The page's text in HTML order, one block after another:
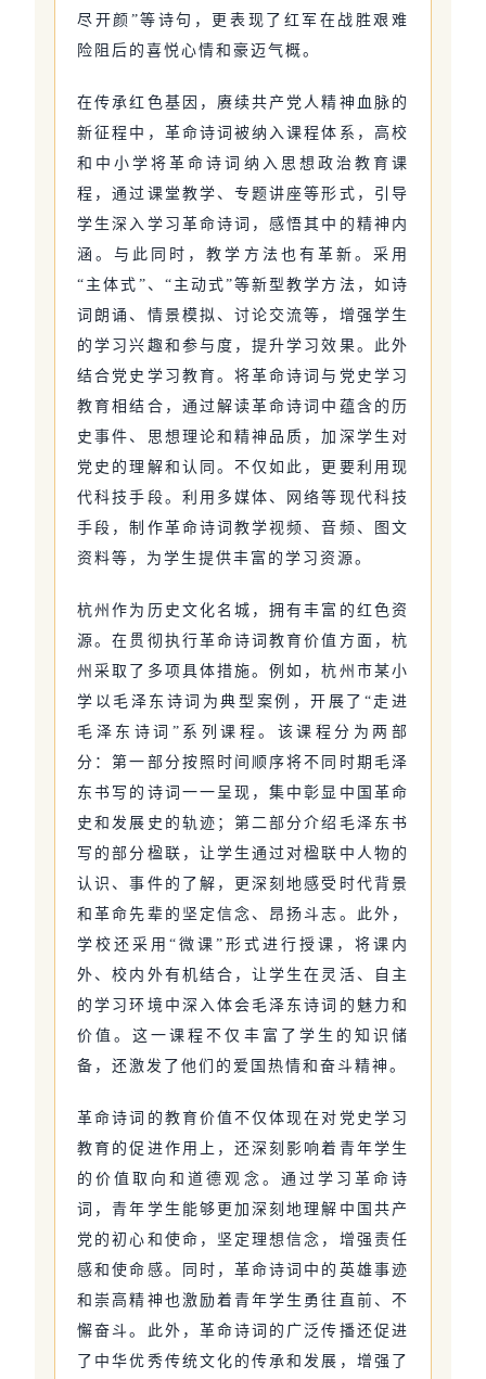
尽开颜”等诗句，更表现了红军在战胜艰难
险阻后的喜悦心情和豪迈气概。
在传承红色基因，赓续共产党人精神血脉的
新征程中，革命诗词被纳入课程体系，高校
和中小学将革命诗词纳入思想政治教育课
程，通过课堂教学、专题讲座等形式，引导
学生深入学习革命诗词，感悟其中的精神内
涵。与此同时，教学方法也有革新。采用
“主体式”、“主动式”等新型教学方法，如诗
词朗诵、情景模拟、讨论交流等，增强学生
的学习兴趣和参与度，提升学习效果。此外
结合党史学习教育。将革命诗词与党史学习
教育相结合，通过解读革命诗词中蕴含的历
史事件、思想理论和精神品质，加深学生对
党史的理解和认同。不仅如此，更要利用现
代科技手段。利用多媒体、网络等现代科技
手段，制作革命诗词教学视频、音频、图文
资料等，为学生提供丰富的学习资源。
杭州作为历史文化名城，拥有丰富的红色资
源。在贯彻执行革命诗词教育价值方面，杭
州采取了多项具体措施。例如，杭州市某小
学以毛泽东诗词为典型案例，开展了“走进
毛泽东诗词”系列课程。该课程分为两部
分：第一部分按照时间顺序将不同时期毛泽
东书写的诗词一一呈现，集中彰显中国革命
史和发展史的轨迹；第二部分介绍毛泽东书
写的部分楹联，让学生通过对楹联中人物的
认识、事件的了解，更深刻地感受时代背景
和革命先辈的坚定信念、昂扬斗志。此外，
学校还采用“微课”形式进行授课，将课内
外、校内外有机结合，让学生在灵活、自主
的学习环境中深入体会毛泽东诗词的魅力和
价值。这一课程不仅丰富了学生的知识储
备，还激发了他们的爱国热情和奋斗精神。
革命诗词的教育价值不仅体现在对党史学习
教育的促进作用上，还深刻影响着青年学生
的价值取向和道德观念。通过学习革命诗
词，青年学生能够更加深刻地理解中国共产
党的初心和使命，坚定理想信念，增强责任
感和使命感。同时，革命诗词中的英雄事迹
和崇高精神也激励着青年学生勇往直前、不
懈奋斗。此外，革命诗词的广泛传播还促进
了中华优秀传统文化的传承和发展，增强了